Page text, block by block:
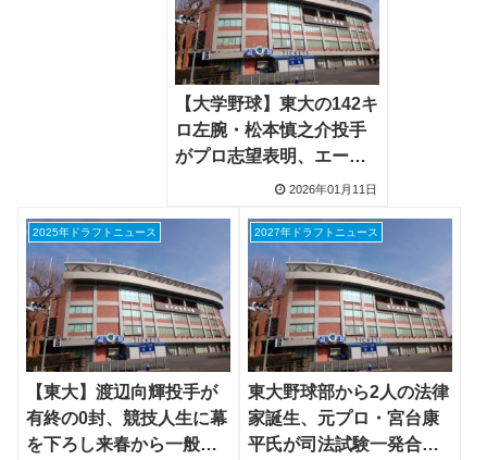
【大学野球】東大の142キ
ロ左腕・松本慎之介投手
がプロ志望表明、エース
候補として活躍しプロへ
2026年01月11日
2025年ドラフトニュース
【東大】渡辺向輝投手が
有終の0封、競技人生に幕
を下ろし来春から一般企
2027年ドラフトニュース
東大野球部から2人の法律
家誕生、元プロ・宮台康
平氏が司法試験一発合格